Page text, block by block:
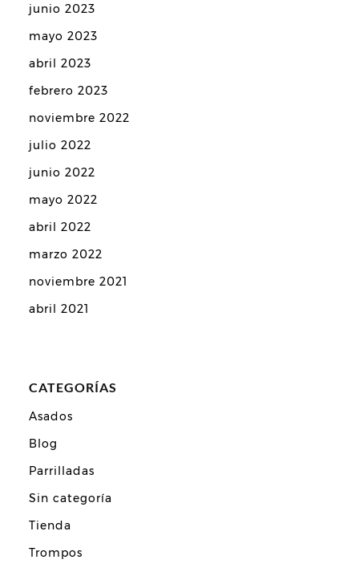
junio 2023
mayo 2023
abril 2023
febrero 2023
noviembre 2022
julio 2022
junio 2022
mayo 2022
abril 2022
marzo 2022
noviembre 2021
abril 2021
CATEGORÍAS
Asados
Blog
Parrilladas
Sin categoría
Tienda
Trompos